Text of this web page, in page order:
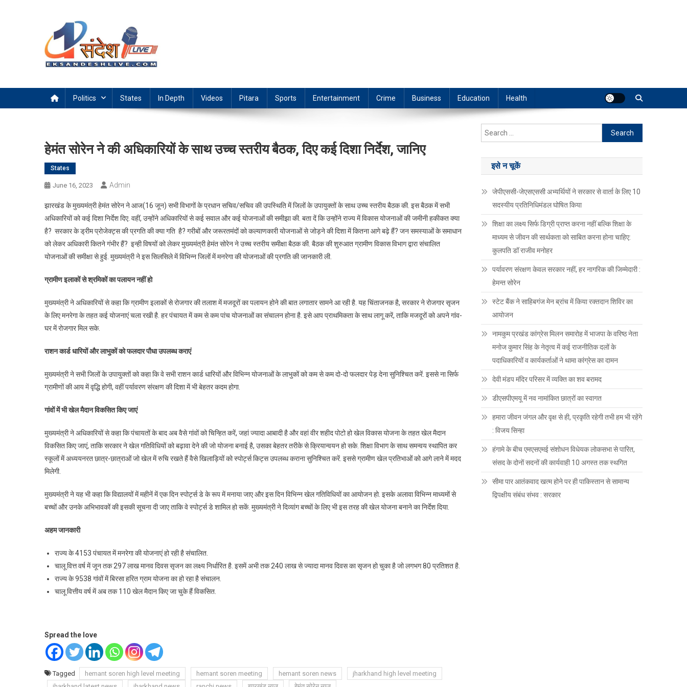
Politics States In Depth Videos Pitara Sports Entertainment Crime Business Education Health
हेमंत सोरेन ने की अधिकारियों के साथ उच्च स्तरीय बैठक, दिए कई दिशा निर्देश, जानिए
States
June 16, 2023 Admin
झारखंड के मुख्यमंत्री हेमंत सोरेन ने आज(16 जून) सभी विभागों के प्रधान सचिव/सचिव की उपस्थिति में जिलों के उपायुक्तों के साथ उच्च स्तरीय बैठक की. इस बैठक में सभी
अधिकारियों को कई दिशा निर्देश दिए. वहीं, उन्होंने अधिकारियों से कई सवाल और कई योजनाओं की समीझा की. बता दें कि उन्होंने राज्य में विकास योजनाओं की जमीनी हकीकत क्या
है? सरकार के ड्रीम प्रोजेक्ट्स की प्रगति की क्या गति है? गरीबों और जरूरतमंदों को कल्याणकारी योजनाओं से जोड़ने की दिशा में कितना आगे बढ़े हैं? जन समस्याओं के समाधान
को लेकर अधिकारी कितने गंभीर हैं? इन्ही विषयों को लेकर मुख्यमंत्री हेमंत सोरेन ने उच्च स्तरीय समीक्षा बैठक की. बैठक की शुरुआत ग्रामीण विकास विभाग द्वारा संचालित
योजनाओं की समीक्षा से हुई. मुख्यमंत्री ने इस सिलसिले में विभिन्न जिलों में मनरेगा की योजनाओं की प्रगति की जानकारी ली.
ग्रामीणइलाकोंसेश्रमिकोंकापलायननहींहो
मुख्यमंत्री ने अधिकारियों से कहा कि ग्रामीण इलाकों से रोजगार की तलाश में मजदूरों का पलायन होने की बात लगातार सामने आ रही है. यह चिंताजनक है, सरकार ने रोजगार सृजन
के लिए मनरेगा के तहत कई योजनाएं चला रखी है. हर पंचायत में कम से कम पांच योजनाओं का संचालन होना है. इसे आप प्राथमिकता के साथ लागू करें, ताकि मजदूरों को अपने गांव-
घर में रोजगार मिल सके.
राशनकार्डधारियोंऔरलाभुकोंकोफलदारपौधाउपलब्धकराएं
मुख्यमंत्री ने सभी जिलों के उपायुक्तों को कहा कि वे सभी राशन कार्ड धारियों और विभिन्न योजनाओं के लाभुकों को कम से कम दो-दो फलदार पेड़ देना सुनिश्चित करें. इससे ना सिर्फ
ग्रामीणों की आय में वृद्धि होगी, वहीं पर्यावरण संरक्षण की दिशा में भी बेहतर कदम होगा.
गांवोंमेंभीखेलमैदानविकसितकिएजाएं
मुख्यमंत्री ने अधिकारियों से कहा कि पंचायतों के बाद अब वैसे गांवों को चिन्हित करें, जहां ज्यादा आबादी है और वहां वीर शहीद पोटो हो खेल विकास योजना के तहत खेल मैदान
विकसित किए जाएं, ताकि सरकार ने खेल गतिविधियों को बढ़ावा देने की जो योजना बनाई है, उसका बेहतर तरीके से क्रियान्वयन हो सके. शिक्षा विभाग के साथ समन्वय स्थापित कर
स्कूलों में अध्ययनरत छात्र-छात्राओं जो खेल में रुचि रखते हैं वैसे खिलाड़ियों को स्पोर्ट्स किट्स उपलब्ध कराना सुनिश्चित करें. इससे ग्रामीण खेल प्रतिभाओं को आगे लाने में मदद
मिलेगी.
मुख्यमंत्री ने यह भी कहा कि विद्यालयों में महीनें में एक दिन स्पोर्ट्स डे के रूप में मनाया जाए और इस दिन विभिन्न खेल गतिविधियों का आयोजन हो. इसके अलावा विभिन्न माध्यमों से
बच्चों और उनके अभिभावकों की इसकी सूचना दी जाए ताकि वे स्पोर्ट्स डे शामिल हो सकें. मुख्यमंत्री ने दिव्यांग बच्चों के लिए भी इस तरह की खेल योजना बनाने का निर्देश दिया.
अहम जानकारी
राज्य के 4153 पंचायत में मनरेगा की योजनाएं हो रही है संचालित.
चालू वित्त वर्ष में जून तक 297 लाख मानव दिवस सृजन का लक्ष्य निर्धारित है. इसमें अभी तक 240 लाख से ज्यादा मानव दिवस का सृजन हो चुका है जो लगभग 80 प्रतिशत है.
राज्य के 9538 गांवों में बिरसा हरित ग्राम योजना का हो रहा है संचालन.
चालू वित्तीय वर्ष में अब तक 110 खेल मैदान किए जा चुके हैं विकसित.
Spread the love
Tagged hemant soren high level meeting hemant soren meeting hemant soren news
jharkhand high level meeting
Search
for:
इसे न चूकें
जेपीएससी-जेएसएससी अभ्यर्थियों ने सरकार से वार्ता के लिए 10
सदस्यीय प्रतिनिधिमंडल घोषित किया
शिक्षा का लक्ष्य सिर्फ डिग्री प्राप्त करना नहीं बल्कि शिक्षा के
माध्यम से जीवन की सार्थकता को साबित करना होना चाहिए:
कुलपति डॉ राजीव मनोहर
पर्यावरण संरक्षण केवल सरकार नहीं, हर नागरिक की जिम्मेदारी :
हेमन्त सोरेन
स्टेट बैंक ने साहिबगंज मेन ब्रांच में किया रक्तदान शिविर का
आयोजन
नामकुम प्रखंड कांग्रेस मिलन समारोह में भाजपा के वरिष्ठ नेता
मनोज कुमार सिंह के नेतृत्व में कई राजनीतिक दलों के
पदाधिकारियों व कार्यकर्ताओं ने थामा कांग्रेस का दामन
देवी मंडप मंदिर परिसर में व्यक्ति का शव बरामद
डीएसपीएमयू में नव नामांकित छात्रों का स्वागत
हमारा जीवन जंगल और वृक्ष से ही, प्रकृति रहेगी तभी हम भी रहेंगे
: विजय सिन्हा
हंगामे के बीच एमएसएमई संशोधन विधेयक लोकसभा से पारित,
संसद के दोनों सदनों की कार्यवाही 10 अगस्त तक स्थगित
सीमा पार आतंकवाद खत्म होने पर ही पाकिस्तान से सामान्य
द्विपक्षीय संबंध संभव : सरकार